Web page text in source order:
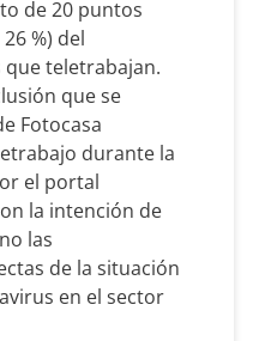
de 20 puntos
%) del
teletrabajan.
que se
Fotocasa
durante la
el portal
la intención de
las
de la situación
en el sector